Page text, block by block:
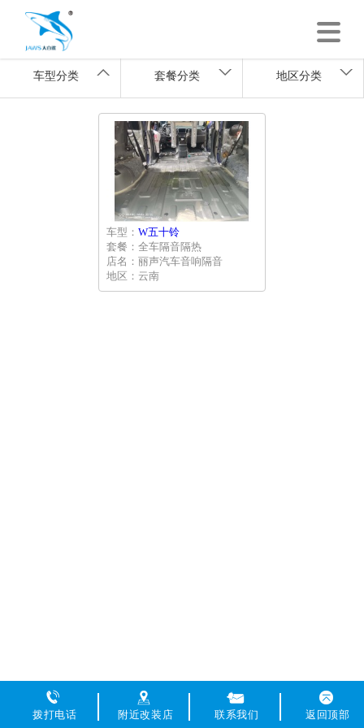
车型分类 套餐分类 地区分类
车型： W五十铃
套餐：全车隔音隔热
店名：丽声汽车音响隔音
地区：云南
拨打电话 附近改装店 联系我们 返回顶部